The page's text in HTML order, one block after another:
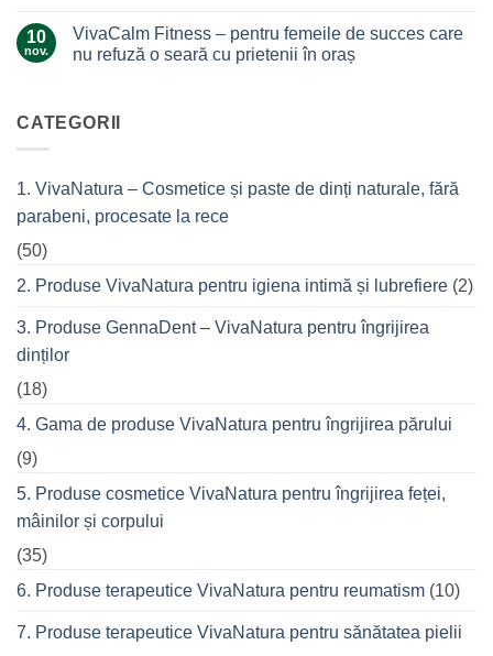
argilă
Himalayana
Ingredientul
musculare
ale
10
nov.
VivaCalm Fitness – pentru femeile de succes care
nu refuză o seară cu prietenii în oraș
VivaCalm
Fitness
de
care
seară
cu
în
oraș
CATEGORII
1. VivaNatura – Cosmetice și paste de dinți naturale, fără
parabeni, procesate la rece
(50)
2. Produse VivaNatura pentru igiena intimă și lubrefiere (2)
3. Produse GennaDent – VivaNatura pentru îngrijirea
dinților
(18)
4. Gama de produse VivaNatura pentru îngrijirea părului
(9)
5. Produse cosmetice VivaNatura pentru îngrijirea feței,
mâinilor și corpului
(35)
6. Produse terapeutice VivaNatura pentru reumatism (10)
7. Produse terapeutice VivaNatura pentru sănătatea pielii